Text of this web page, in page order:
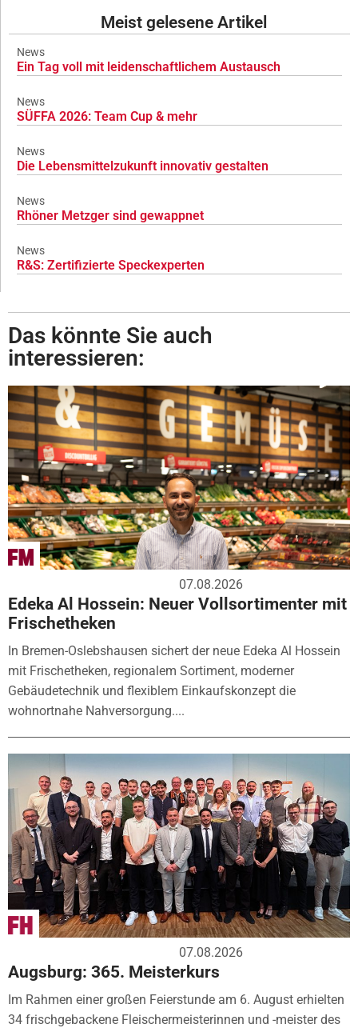
Meist gelesene Artikel
News
Ein Tag voll mit leidenschaftlichem Austausch
News
SÜFFA 2026: Team Cup & mehr
News
Die Lebensmittelzukunft innovativ gestalten
News
Rhöner Metzger sind gewappnet
News
R&S: Zertifizierte Speckexperten
Das könnte Sie auch
interessieren:
07.08.2026
Edeka Al Hossein: Neuer Vollsortimenter mit
Frischetheken
In Bremen-Oslebshausen sichert der neue Edeka Al Hossein
mit Frischetheken, regionalem Sortiment, moderner
Gebäudetechnik und flexiblem Einkaufskonzept die
wohnortnahe Nahversorgung....
07.08.2026
Augsburg: 365. Meisterkurs
Im Rahmen einer großen Feierstunde am 6. August erhielten
34 frischgebackene Fleischermeisterinnen und -meister des